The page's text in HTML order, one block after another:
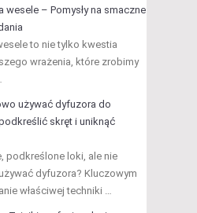
wesele – Pomysły na smaczne
to nie tylko kwestia
wrażenia, które zrobimy
używać dyfuzora do
skręt i uniknąć
podkreślone loki, ale nie
dyfuzora? Kluczowym
właściwej techniki …